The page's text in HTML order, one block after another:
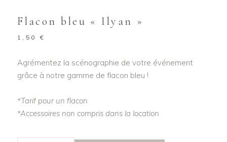
Flacon bleu « Ilyan »
1,50 €
Agrémentez la scénographie de votre événement
grâce à notre gamme de flacon bleu !
*Tarif pour un flacon
*Accessoires non compris dans la location